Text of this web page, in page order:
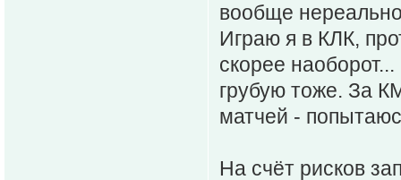
вообще
Играю я в КЛК,
скорее
грубую тоже. За
матчей -
На счёт рисков